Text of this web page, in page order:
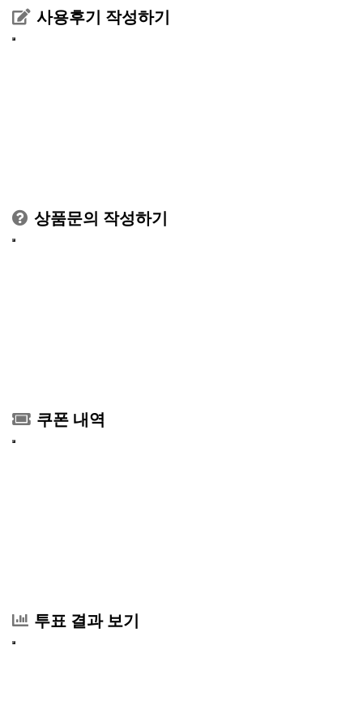
사용후기 작성하기
상품문의 작성하기
쿠폰 내역
투표 결과 보기